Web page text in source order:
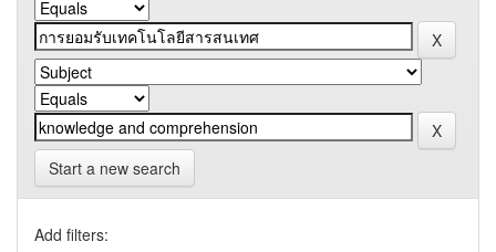
Start a new search
Add filters: